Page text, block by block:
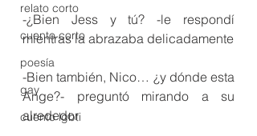
relato corto
cuento corto
poesía
gay
cuento lgbti
-¿Bien Jess y tú? -le respondí
-Bien también, Nico… ¿y dónde esta
Ange?- preguntó mirando a su
alrededor